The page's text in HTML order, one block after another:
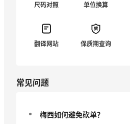
尺码对照 单位换算
翻译网站 保质期查询
常见问题
梅西如何避免砍单？